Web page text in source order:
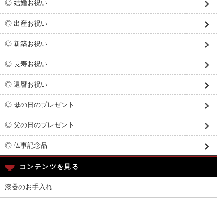
◎ 結婚お祝い
◎ 出産お祝い
◎ 新築お祝い
◎ 長寿お祝い
◎ 還暦お祝い
◎ 母の日のプレゼント
◎ 父の日のプレゼント
◎ 仏事記念品
コンテンツを見る
漆器のお手入れ